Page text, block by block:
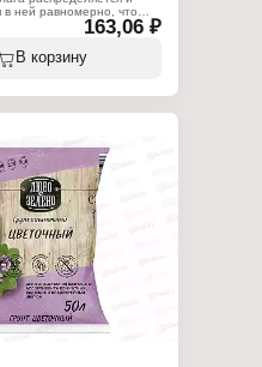
в ней равномерно, что
частого полива
и вазонах
гидрогелем
163,06 ₽
В корзину